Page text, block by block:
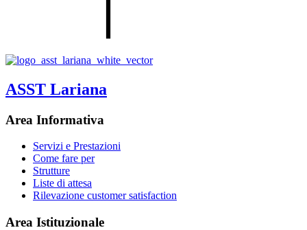
ASST Lariana
Area Informativa
Servizi e Prestazioni
Come fare per
Strutture
Liste di attesa
Rilevazione customer satisfaction
Area Istituzionale